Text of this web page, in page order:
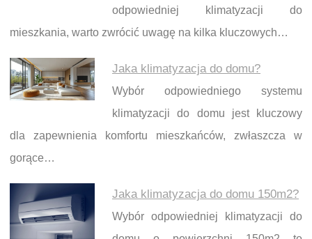
odpowiedniej klimatyzacji do
mieszkania, warto zwrócić uwagę na kilka kluczowych…
Jaka klimatyzacja do domu?
Wybór odpowiedniego systemu
klimatyzacji do domu jest kluczowy
dla zapewnienia komfortu mieszkańców, zwłaszcza w
gorące…
Jaka klimatyzacja do domu 150m2?
Wybór odpowiedniej klimatyzacji do